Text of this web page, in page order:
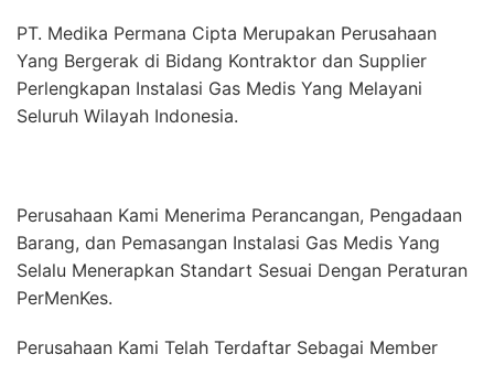
PT. Medika Permana Cipta Merupakan Perusahaan
Yang Bergerak di Bidang Kontraktor dan Supplier
Perlengkapan Instalasi Gas Medis Yang Melayani
Seluruh Wilayah Indonesia.
Perusahaan Kami Menerima Perancangan, Pengadaan
Barang, dan Pemasangan Instalasi Gas Medis Yang
Selalu Menerapkan Standart Sesuai Dengan Peraturan
PerMenKes.
Perusahaan Kami Telah Terdaftar Sebagai Member